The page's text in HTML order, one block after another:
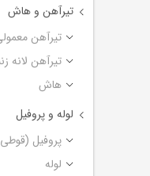
تیرآهن و هاش
تیرآهن
تیرآهن لانه
هاش
لوله و پروفیل
پروفیل
لوله